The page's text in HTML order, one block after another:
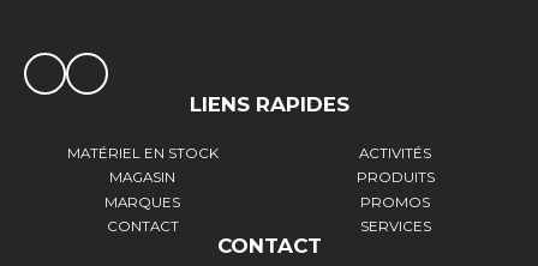
LIENS RAPIDES
MATÉRIEL EN STOCK
ACTIVITÉS
MAGASIN
PRODUITS
MARQUES
PROMOS
CONTACT
SERVICES
CONTACT